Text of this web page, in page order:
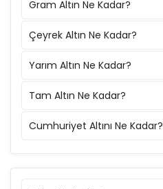
Gram Altın Ne Kadar?
Çeyrek Altın Ne Kadar?
Yarım Altın Ne Kadar?
Tam Altın Ne Kadar?
Cumhuriyet Altını Ne Kadar?